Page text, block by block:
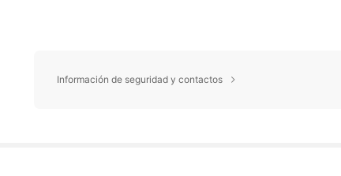
Información de seguridad y contactos